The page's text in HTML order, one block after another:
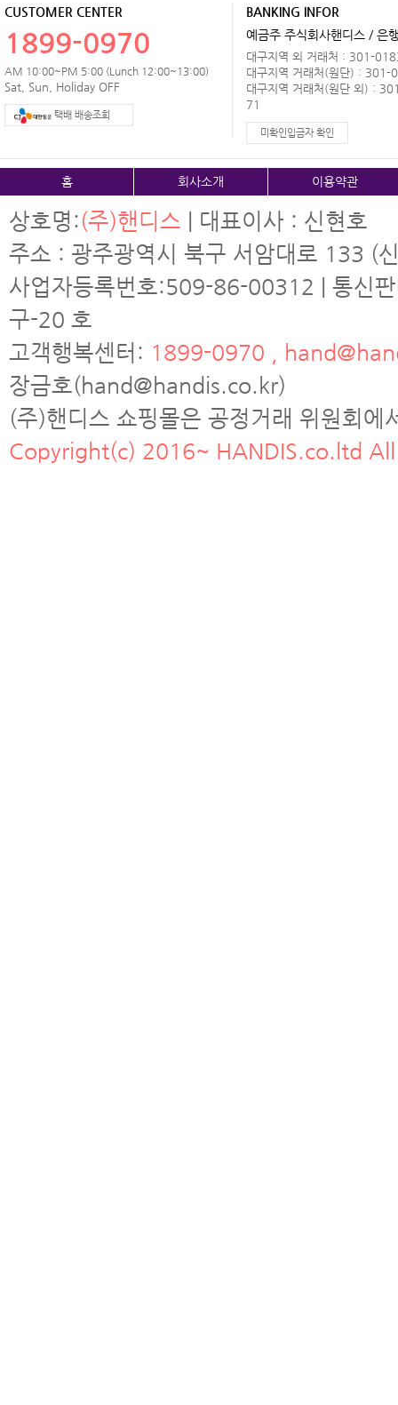
CUSTOMER CENTER
1899-0970
AM 10:00~PM 5:00 (Lunch 12:00~13:00)
Sat, Sun, Holiday OFF
택배 배송조회
BANKING INFOR
예금주 주식회사핸디스 / 은
대구지역 외 거래처 : 301-
대구지역 거래처(원단) :
대구지역 거래처(원단 외) :
71
미확인입금자 확인
홈 회사소개 이용약관
상호명:(주)핸디스 | 대표이사 : 신현호
주소 : 광주광역시 북구 서암대로 133 (
사업자등록번호:509-86-00312 | 통신
구-20 호
고객행복센터: 1899-0970 ,
장금호(hand@handis.co.kr)
(주)핸디스 쇼핑몰은 공정거래 위원회
Copyright(c) 2016~ HANDIS.co.ltd